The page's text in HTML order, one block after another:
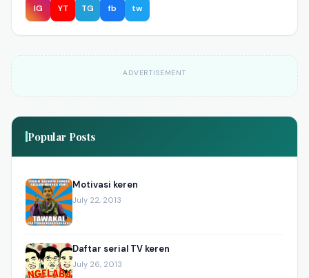
IG YT TG fb tw
ADVERTISEMENT
Popular Posts
Motivasi keren
July 22, 2013
Daftar serial TV keren
July 26, 2013